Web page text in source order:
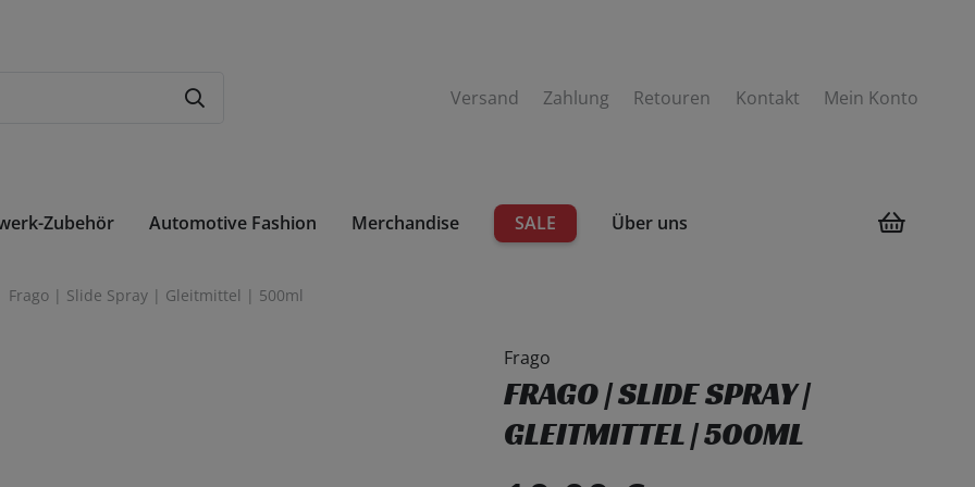
Versand Zahlung Retouren Kontakt Mein Konto
Zubehör Automotive Fashion Merchandise SALE Über uns
Frago | Slide Spray | Gleitmittel | 500ml
Frago
FRAGO | SLIDE SPRAY |
GLEITMITTEL | 500ML